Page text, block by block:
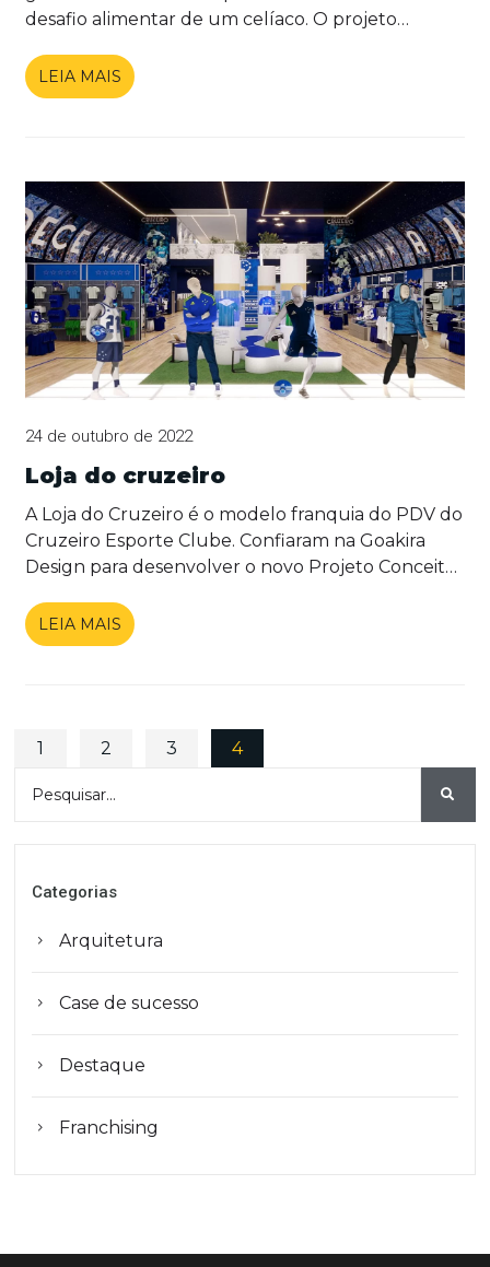
desafio alimentar de um celíaco. O projeto
marca e que será o padrão arquitetônico em seu
processo de expansão por franquias.
LEIA MAIS
24 de outubro de 2022
Loja do cruzeiro
A Loja do Cruzeiro é o modelo franquia do PDV do
Cruzeiro Esporte Clube. Confiaram na Goakira
Design para desenvolver o novo Projeto Conceito
LEIA MAIS
1 2 3 4
Categorias
Arquitetura
Case de sucesso
Destaque
Franchising